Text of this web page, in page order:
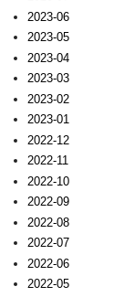
2023-06
2023-05
2023-04
2023-03
2023-02
2023-01
2022-12
2022-11
2022-10
2022-09
2022-08
2022-07
2022-06
2022-05